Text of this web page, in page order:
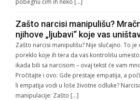
Zašto narcisi manipulišu?
njihove „ljubavi“ koje vas
Zašto narcisi manipulišu? Nije slučajno. To
poreklo koje ih tera da vas kontrolišu
ikada bili sa narcisom – ovaj tekst će vam
Pročitajte i ovo: Gde prestaje empatija, a
li empatija vodi u loše životne odluke?
manipulacije: Zašto […]